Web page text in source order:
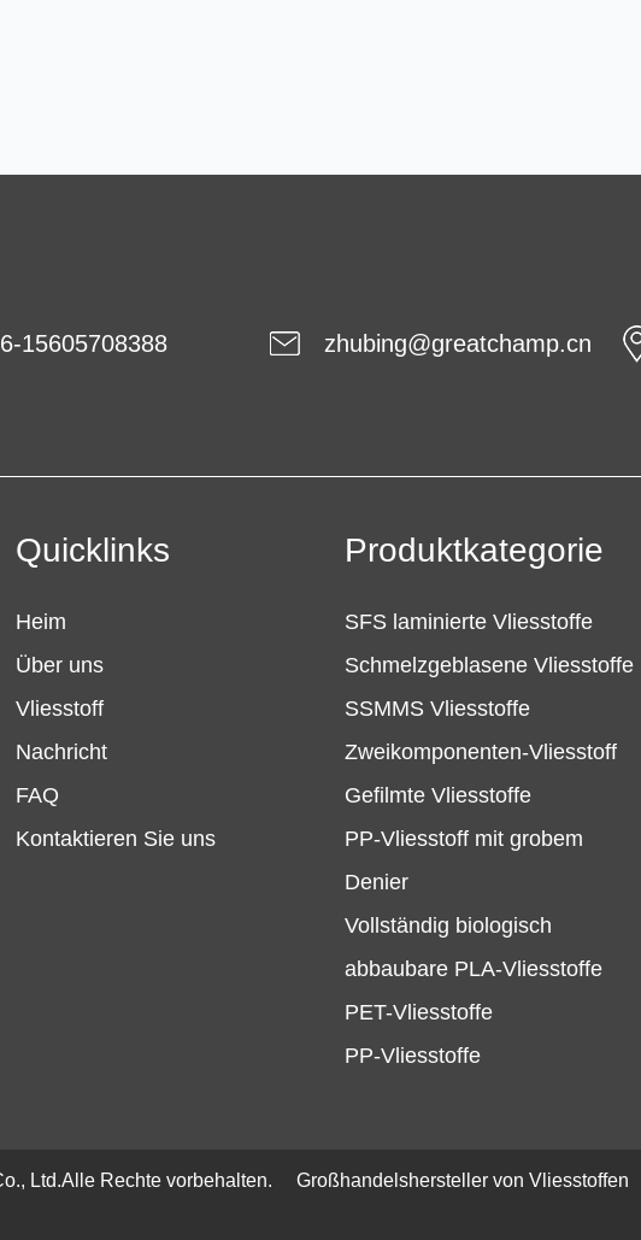
15605708388 zhubing@greatchamp.cn
Quicklinks
Heim
Über uns
Vliesstoff
Nachricht
FAQ
Kontaktieren Sie uns
Produktkategorie
SFS laminierte Vliesstoffe
Schmelzgeblasene Vliesstoffe
SSMMS Vliesstoffe
Zweikomponenten-Vliesstoff
Gefilmte Vliesstoffe
PP-Vliesstoff mit grobem
Denier
Vollständig biologisch
abbaubare PLA-Vliesstoffe
PET-Vliesstoffe
PP-Vliesstoffe
Ltd.Alle Rechte vorbehalten. Großhandelshersteller von Vliesstoffen